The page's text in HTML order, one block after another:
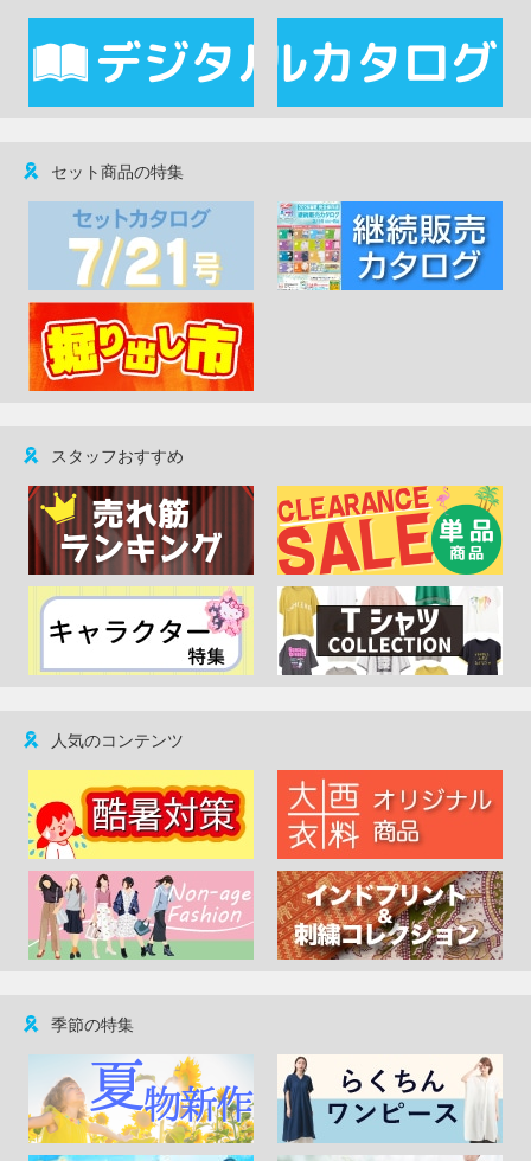
セット商品の特集
スタッフおすすめ
人気のコンテンツ
季節の特集